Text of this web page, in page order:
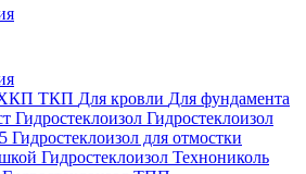
ТКП Для кровли Для фундамента
Гидростеклоизол Гидростеклоизол
Гидростеклоизол для отмостки
Гидростеклоизол Технониколь